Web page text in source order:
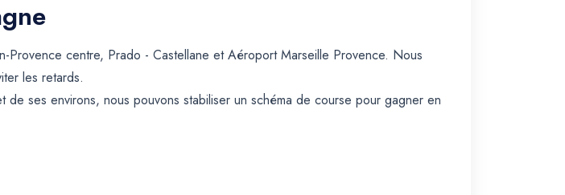
centre, Prado - Castellane et Aéroport Marseille Provence. Nous
les retards.
ses environs, nous pouvons stabiliser un schéma de course pour gagner en